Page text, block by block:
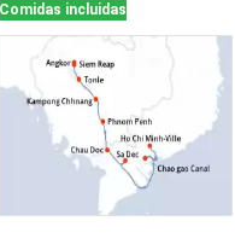
Comidas incluidas